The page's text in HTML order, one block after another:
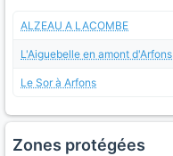
ALZEAU A LACOMBE
L'Aiguebelle en amont d'Arfons
Le Sor à Arfons
Zones protégées